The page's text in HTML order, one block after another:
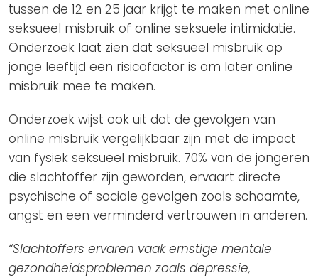
tussen de 12 en 25 jaar krijgt te maken met online
seksueel misbruik of online seksuele intimidatie.
Onderzoek laat zien dat seksueel misbruik op
jonge leeftijd een risicofactor is om later online
misbruik mee te maken.
Onderzoek wijst ook uit dat de gevolgen van
online misbruik vergelijkbaar zijn met de impact
van fysiek seksueel misbruik. 70% van de jongeren
die slachtoffer zijn geworden, ervaart directe
psychische of sociale gevolgen zoals schaamte,
angst en een verminderd vertrouwen in anderen.
“Slachtoffers ervaren vaak ernstige mentale
gezondheidsproblemen zoals depressie,